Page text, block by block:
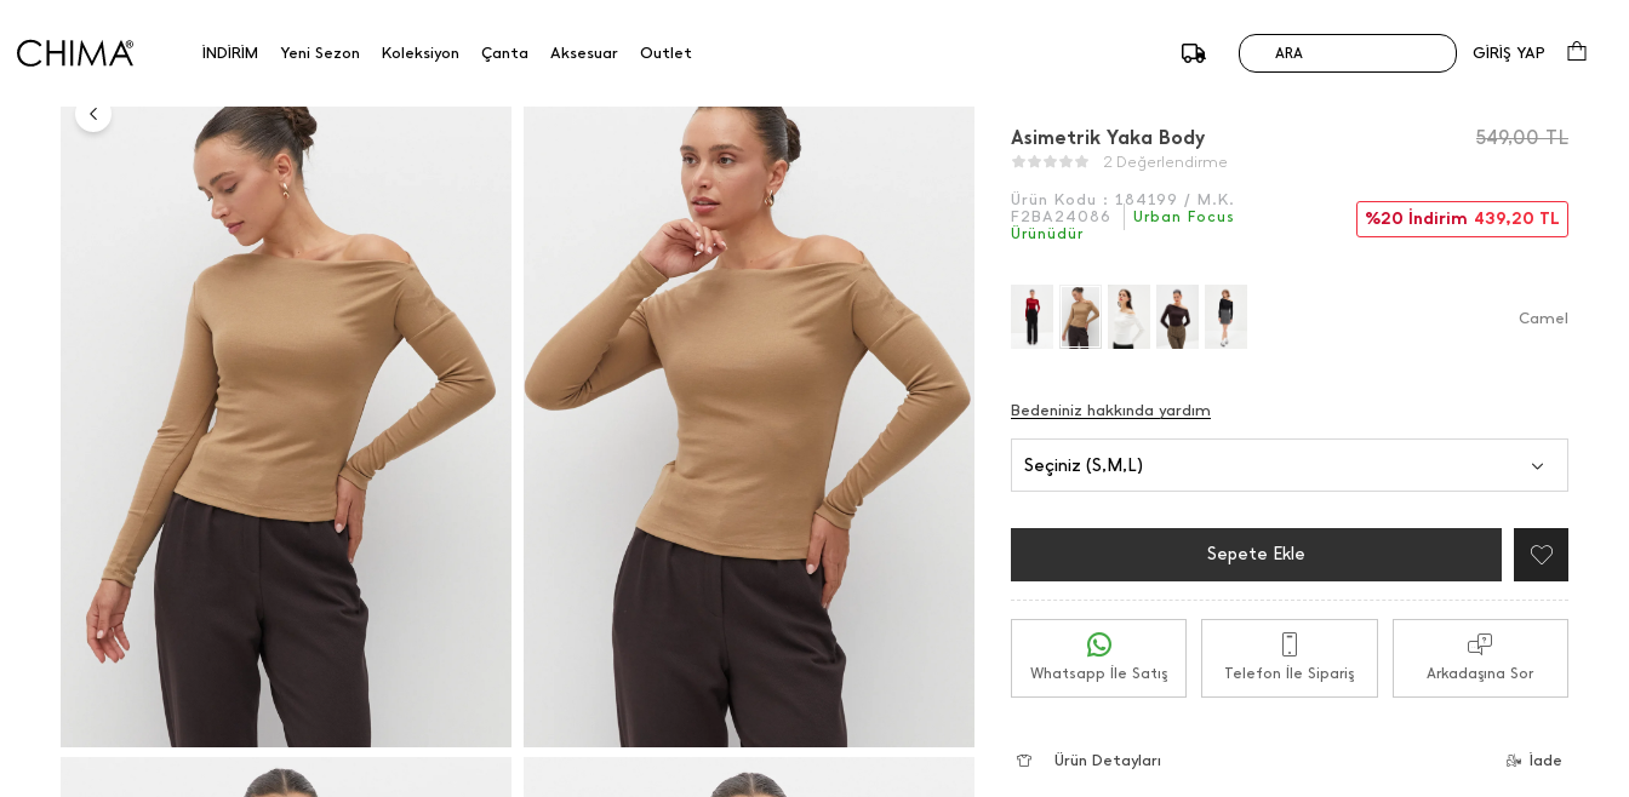
İNDİRİM Yeni Sezon Koleksiyon Çanta Aksesuar Outlet ARA GİRİŞ YAP
Asimetrik Yaka Body
Asimetrik Yaka Body
2 Değerlendirme
Ürün Kodu : 184199 / M.K.
F2BA24086
Urban Focus
Ürünüdür
549,00TL
%20 İndirim 439,20 TL
Camel
Bedeniniz hakkında yardım
Seçiniz (S,M,L)
Sepete Ekle
Whatsapp İle Satış Telefon İle Sipariş Arkadaşına Sor
Ürün Detayları İade